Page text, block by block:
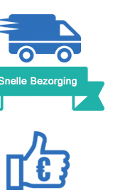
Werkstoel
klapstoel
Medische